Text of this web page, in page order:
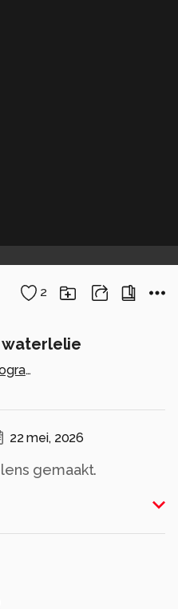
2
waterlelie
Bansemafotografie
22 mei, 2026
gemaakt.